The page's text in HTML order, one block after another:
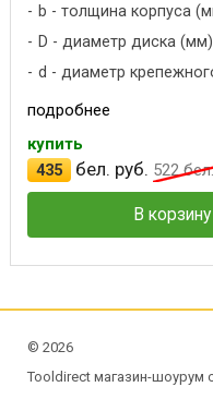
b - толщина корпуса
D - диаметр диска
d - диаметр
подробнее
купить
435
бел. руб. 522бел.
В корзину
© 2026
Tooldirect магазин-шоурум